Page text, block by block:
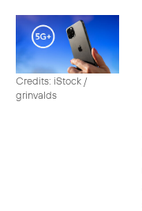
Credits: iStock /
grinvalds